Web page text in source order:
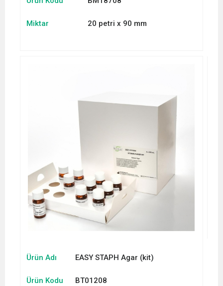
Miktar 20 petri x 90 mm
Ürün Adı EASY STAPH Agar (kit)
Ürün Kodu BT01208